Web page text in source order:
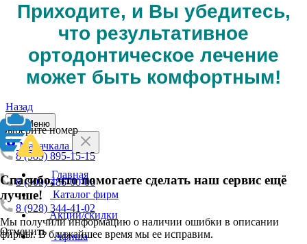
Приходите, и Вы убедитесь,
что результативное
ортодонтическое лечение
может быть комфортным!
Назад
Выберите номер
8 (989) 895-15-15
8 (909) 486-00-06
8 (928) 344-41-02
Отменить
Спасибо, что помогаете сделать наш сервис ещё
лучше!
Мы получили информацию о наличии ошибки в описании
фирмы. В ближайшее время мы ее исправим.
Меню
Махачкала
Главная
Каталог фирм
Акции/скидки
Афиша